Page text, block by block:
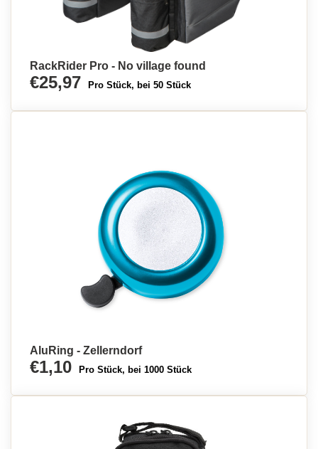
RackRider Pro - No village found
€25,97 Pro Stück, bei 50 Stück
AluRing - Zellerndorf
€1,10 Pro Stück, bei 1000 Stück